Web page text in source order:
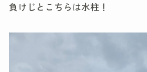
負けじとこちらは水柱！